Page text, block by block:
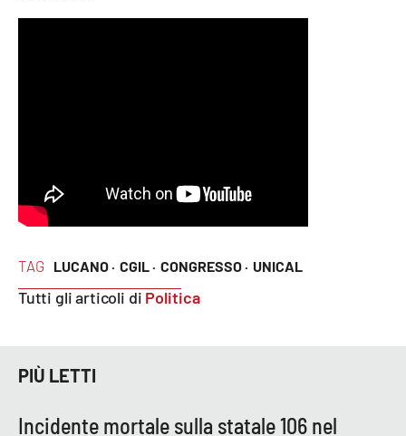
STREAMING
EDIZIONI
LOCALI
Catanzaro
Crotone
TAG LUCANO · CGIL · CONGRESSO · UNICAL
Tutti gli articoli di Politica
PIÙ LETTI
Incidente mortale sulla statale 106 nel